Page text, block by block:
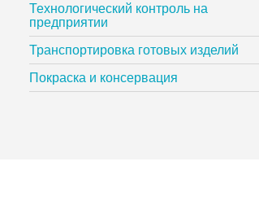
Технологический контроль на
предприятии
Транспортировка готовых изделий
Покраска и консервация